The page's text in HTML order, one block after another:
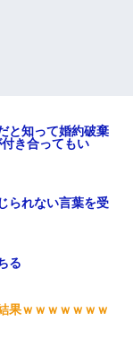
と知って婚約破棄
き合ってもい
られない言葉を受
る
果ｗｗｗｗｗｗｗ